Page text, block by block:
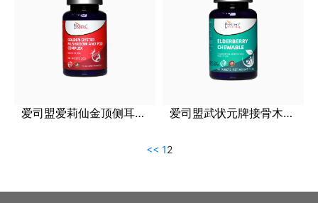
爱司盟爱莉仙金顶侧耳PQQ复合（固体饮料） 爱司盟武状元牌接骨木莓咀嚼片（压片糖果）
<< 12